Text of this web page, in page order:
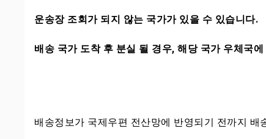
운송장 조회가 되지 않는 국가가 있을 수 있습니다.
배송 국가 도착 후 분실 될 경우, 해당 국가 우체국
배송정보가 국제우편 전산망에 반영되기 전까지 배